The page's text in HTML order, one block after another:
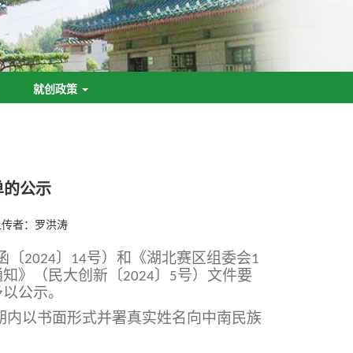
就创政策
公示
者：罗洪涛
〔 2024〕 14号）和《湖北赛区组委会1
》（民大创新〔 2024〕 5号）文件要
公示。
以书面形式并署真实姓名向中南民族